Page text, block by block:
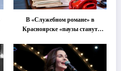
В «Служебном романе» в
Красноярске «паузы станут